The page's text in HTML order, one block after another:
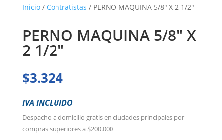
Inicio/ Contratistas / PERNO MAQUINA 5/8″ X 2 1/2″
PERNO MAQUINA 5/8″ X
2 1/2″
$3.324
IVA INCLUIDO
Despacho a domicilio gratis en ciudades principales por
compras superiores a $200.000